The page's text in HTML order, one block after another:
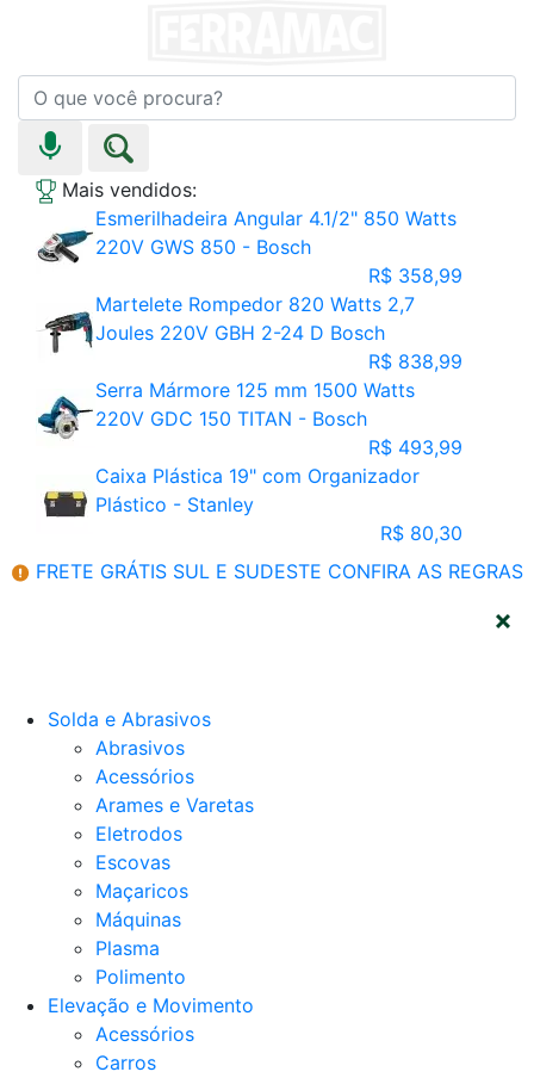
Mais vendidos:
Esmerilhadeira Angular 4.1/2" 850 Watts
220V GWS 850 - Bosch
R$ 358,99
Martelete Rompedor 820 Watts 2,7
Joules 220V GBH 2-24 D Bosch
R$ 838,99
Serra Mármore 125 mm 1500 Watts
220V GDC 150 TITAN - Bosch
R$ 493,99
Caixa Plástica 19" com Organizador
Plástico - Stanley
R$ 80,30
FRETE GRÁTIS SUL E SUDESTE CONFIRA AS REGRAS
Solda e Abrasivos
Abrasivos
Acessórios
Arames e Varetas
Eletrodos
Escovas
Maçaricos
Máquinas
Plasma
Polimento
Elevação e Movimento
Acessórios
Carros